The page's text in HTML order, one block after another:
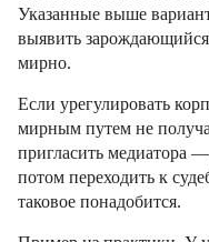
Указанные выше
выявить
мирно.
Если урегулировать
мирным путем не
пригласить медиатора
потом переходить к
таковое понадобится.